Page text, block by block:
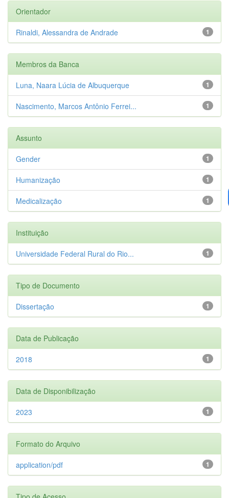
Orientador
1
Rinaldi, Alessandra de Andrade
Membros da Banca
1
Luna, Naara Lúcia de Albuquerque
1
Nascimento, Marcos Antônio Ferrei...
Assunto
1
Gender
1
Humanização
1
Medicalização
Instituição
1
Universidade Federal Rural do Rio...
Tipo de Documento
1
Dissertação
Data de Publicação
1
2018
Data de Disponibilização
1
2023
Formato do Arquivo
1
application/pdf